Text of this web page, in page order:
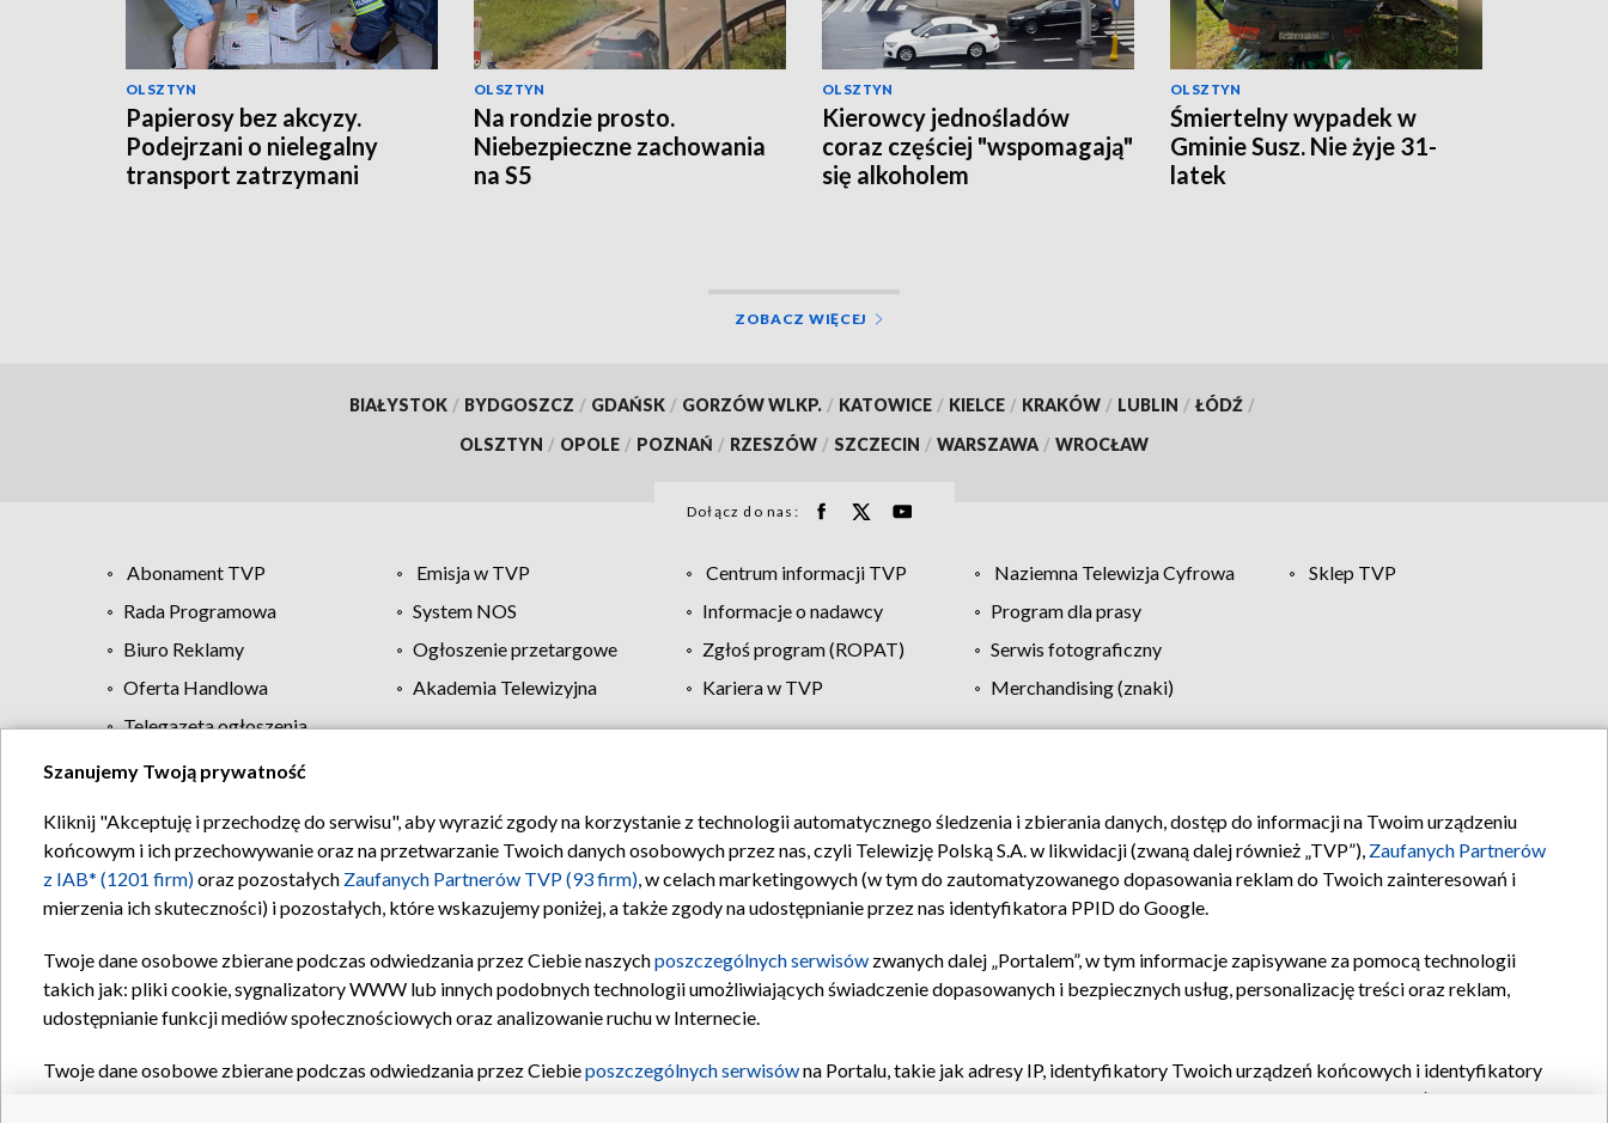
OLSZTYN
Papierosy bez akcyzy.
Podejrzani o nielegalny
transport zatrzymani
OLSZTYN
Na rondzie prosto.
Niebezpieczne zachowania
na S5
OLSZTYN
Kierowcy jednośladów
coraz częściej "wspomagają"
się alkoholem
OLSZTYN
Śmiertelny wypadek w
Gminie Susz. Nie żyje 31-
latek
ZOBACZ WIĘCEJ
BIAŁYSTOK / BYDGOSZCZ / GDAŃSK / GORZÓW WLKP. / KATOWICE / KIELCE / KRAKÓW / LUBLIN / ŁÓDŹ /
OLSZTYN / OPOLE / POZNAŃ / RZESZÓW / SZCZECIN / WARSZAWA / WROCŁAW
Dołącz do nas:
Abonament TVP Emisja w TVP Centrum informacji TVP Naziemna Telewizja Cyfrowa
Sklep TVP
Rada Programowa
System NOS Informacje o nadawcy
Program dla prasy
Biuro Reklamy
Ogłoszenie przetargowe Zgłoś program (ROPAT)
Serwis fotograficzny
Oferta Handlowa
Akademia Telewizyjna Kariera w TVP
Merchandising (znaki)
Telegazeta ogłoszenia
Regulamin TVP Polityka prywatności Moje zgody Pomoc Biuro reklamy Kontakt
Szanujemy Twoją prywatność
Kliknij "Akceptuję i przechodzę do serwisu", aby wyrazić zgody na korzystanie z technologii automatycznego śledzenia i zbierania danych, dostęp do informacji na Twoim urządzeniu
końcowym i ich przechowywanie oraz na przetwarzanie Twoich danych osobowych przez nas, czyli Telewizję Polską S.A. w likwidacji (zwaną dalej również „TVP”), Zaufanych Partnerów
z IAB* (1201 firm)oraz pozostałych Zaufanych Partnerów TVP (93 firm), w celach marketingowych (w tym do zautomatyzowanego dopasowania reklam do Twoich zainteresowań i
mierzenia ich skuteczności) i pozostałych, które wskazujemy poniżej, a także zgody na udostępnianie przez nas identyfikatora PPID do Google.
Twoje dane osobowe zbierane podczas odwiedzania przez Ciebie naszychposzczególnych serwisów zwanych dalej „Portalem”, w tym informacje zapisywane za pomocą technologii
takich jak: pliki cookie, sygnalizatory WWW lub innych podobnych technologii umożliwiających świadczenie dopasowanych i bezpiecznych usług, personalizację treści oraz reklam,
udostępnianie funkcji mediów społecznościowych oraz analizowanie ruchu w Internecie.
Twoje dane osobowe zbierane podczas odwiedzania przez Ciebieposzczególnych serwisówna Portalu, takie jak adresy IP, identyfikatory Twoich urządzeń końcowych i identyfikatory
oraz pozostałych